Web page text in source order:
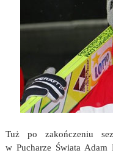
Tuż po zakończeniu
w Pucharze Świata